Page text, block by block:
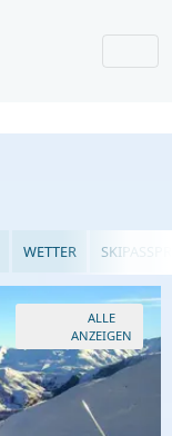
WETTER
ALLE
ANZEIGEN